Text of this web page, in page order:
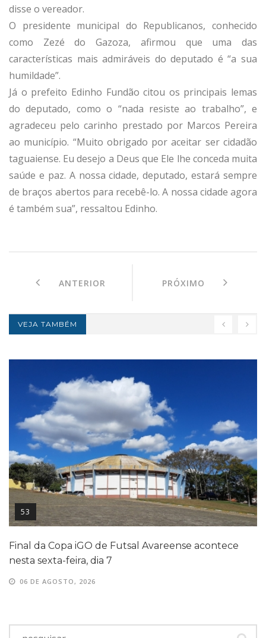
disse o vereador.
O presidente municipal do Republicanos, conhecido
como Zezé do Gazoza, afirmou que uma das
características mais admiráveis do deputado é “a sua
humildade”.
Já o prefeito Edinho Fundão citou os principais lemas
do deputado, como o “nada resiste ao trabalho”, e
agradeceu pelo carinho prestado por Marcos Pereira
ao município. “Muito obrigado por aceitar ser cidadão
taguaiense. Eu desejo a Deus que Ele lhe conceda muita
saúde e paz. A nossa cidade, deputado, estará sempre
de braços abertos para recebê-lo. A nossa cidade agora
é também sua”, ressaltou Edinho.
ANTERIOR PRÓXIMO
VEJA TAMBÉM
53
Final da Copa iGO de Futsal Avareense acontece
nesta sexta-feira, dia 7
06 DE AGOSTO, 2026